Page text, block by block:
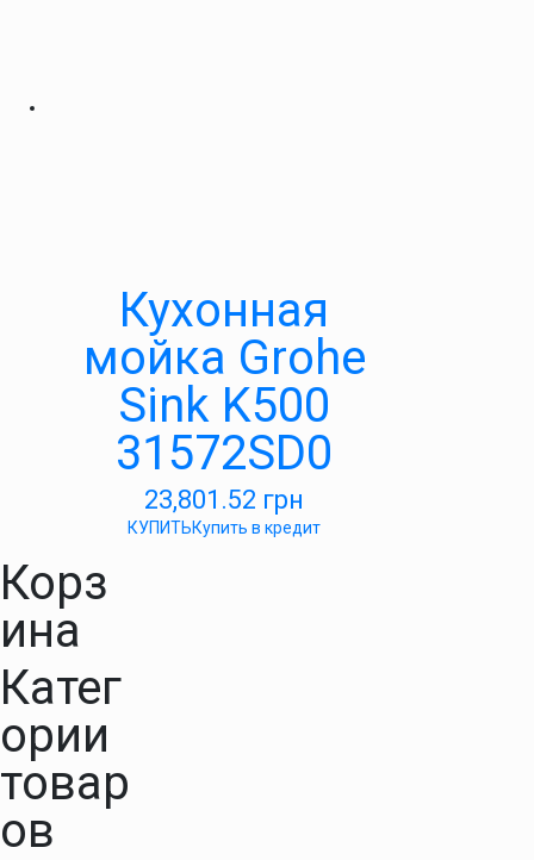
Кухонная
мойка Grohe
Sink K500
31572SD0
23,801.52 грн
КУПИТЬКупить в кредит
Корз
ина
Катег
ории
товар
ов